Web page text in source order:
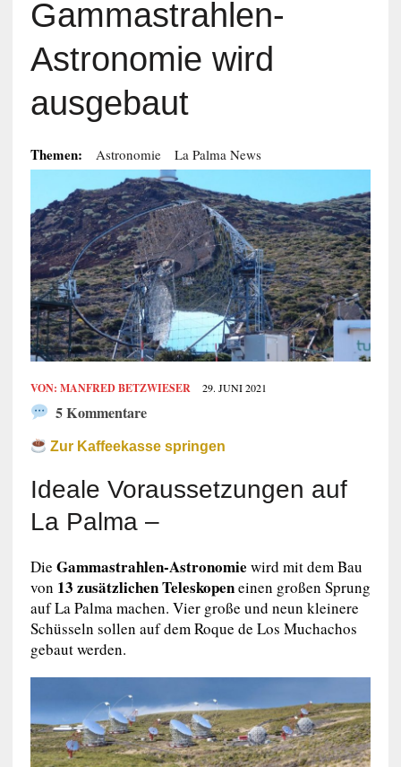
Gammastrahlen-
Astronomie wird
ausgebaut
Themen: Astronomie La Palma News
VON: MANFRED BETZWIESER 29. JUNI 2021
5 Kommentare
Zur Kaffeekasse springen
Ideale Voraussetzungen auf
La Palma –
Die Gammastrahlen-Astronomie wird mit dem Bau
von 13 zusätzlichen Teleskopeneinen großen Sprung
auf La Palma machen. Vier große und neun kleinere
Schüsseln sollen auf dem Roque de Los Muchachos
gebaut werden.